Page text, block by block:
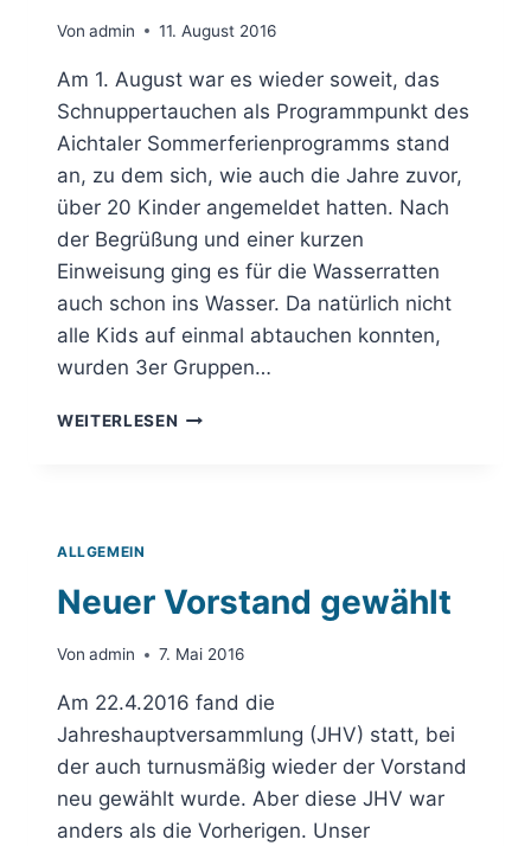
Von admin 11. August 2016
Am 1. August war es wieder soweit, das
Schnuppertauchen als Programmpunkt des
Aichtaler Sommerferienprogramms stand
an, zu dem sich, wie auch die Jahre zuvor,
über 20 Kinder angemeldet hatten. Nach
der Begrüßung und einer kurzen
Einweisung ging es für die Wasserratten
auch schon ins Wasser. Da natürlich nicht
alle Kids auf einmal abtauchen konnten,
wurden 3er Gruppen…
WEITERLESEN SOMMERFERIENPROGRAMM
ALLGEMEIN
Neuer Vorstand gewählt
Von admin 7. Mai 2016
Am 22.4.2016 fand die
Jahreshauptversammlung (JHV) statt, bei
der auch turnusmäßig wieder der Vorstand
neu gewählt wurde. Aber diese JHV war
anders als die Vorherigen. Unser